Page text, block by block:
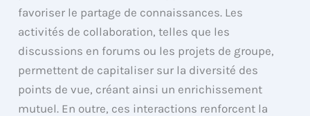
favoriser le partage de connaissances. Les
activités de collaboration, telles que les
discussions en forums ou les projets de groupe,
permettent de capitaliser sur la diversité des
points de vue, créant ainsi un enrichissement
mutuel. En outre, ces interactions renforcent la